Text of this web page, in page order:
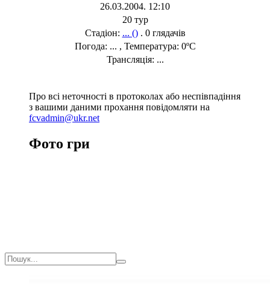
26.03.2004. 12:10
20 тур
Стадіон: ... (). 0 глядачів
Погода: ... , Температура: 0ºC
Трансляція: ...
Про всі неточності в протоколах або неспівпадіння
з вашими даними прохання повідомляти на
fcvadmin@ukr.net
Фото гри